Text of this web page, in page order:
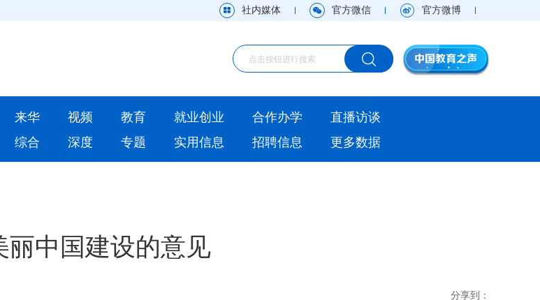
来华
社内媒体 官方微信 官方微博
来华 视频 教育 就业创业 合作办学
直播访谈
综合 深度 专题 实用信息 招聘信息 更多数据
丽中国建设的意见
分享到：